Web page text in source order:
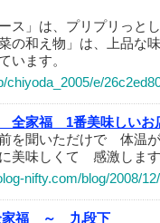
ス」は、プリプリっと
の和え物」は、上品な
います。
chiyoda_2005/e/
全家福 1番美味しいお
聞いただけで 体温が
美味しくて 感激しま
nifty.com/blog/2008/
家福 ～ 九段下